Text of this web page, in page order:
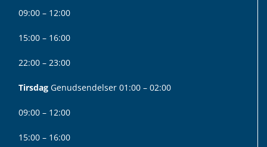
09:00 – 12:00
15:00 – 16:00
22:00 – 23:00
Tirsdag Genudsendelser 01:00 – 02:00
09:00 – 12:00
15:00 – 16:00